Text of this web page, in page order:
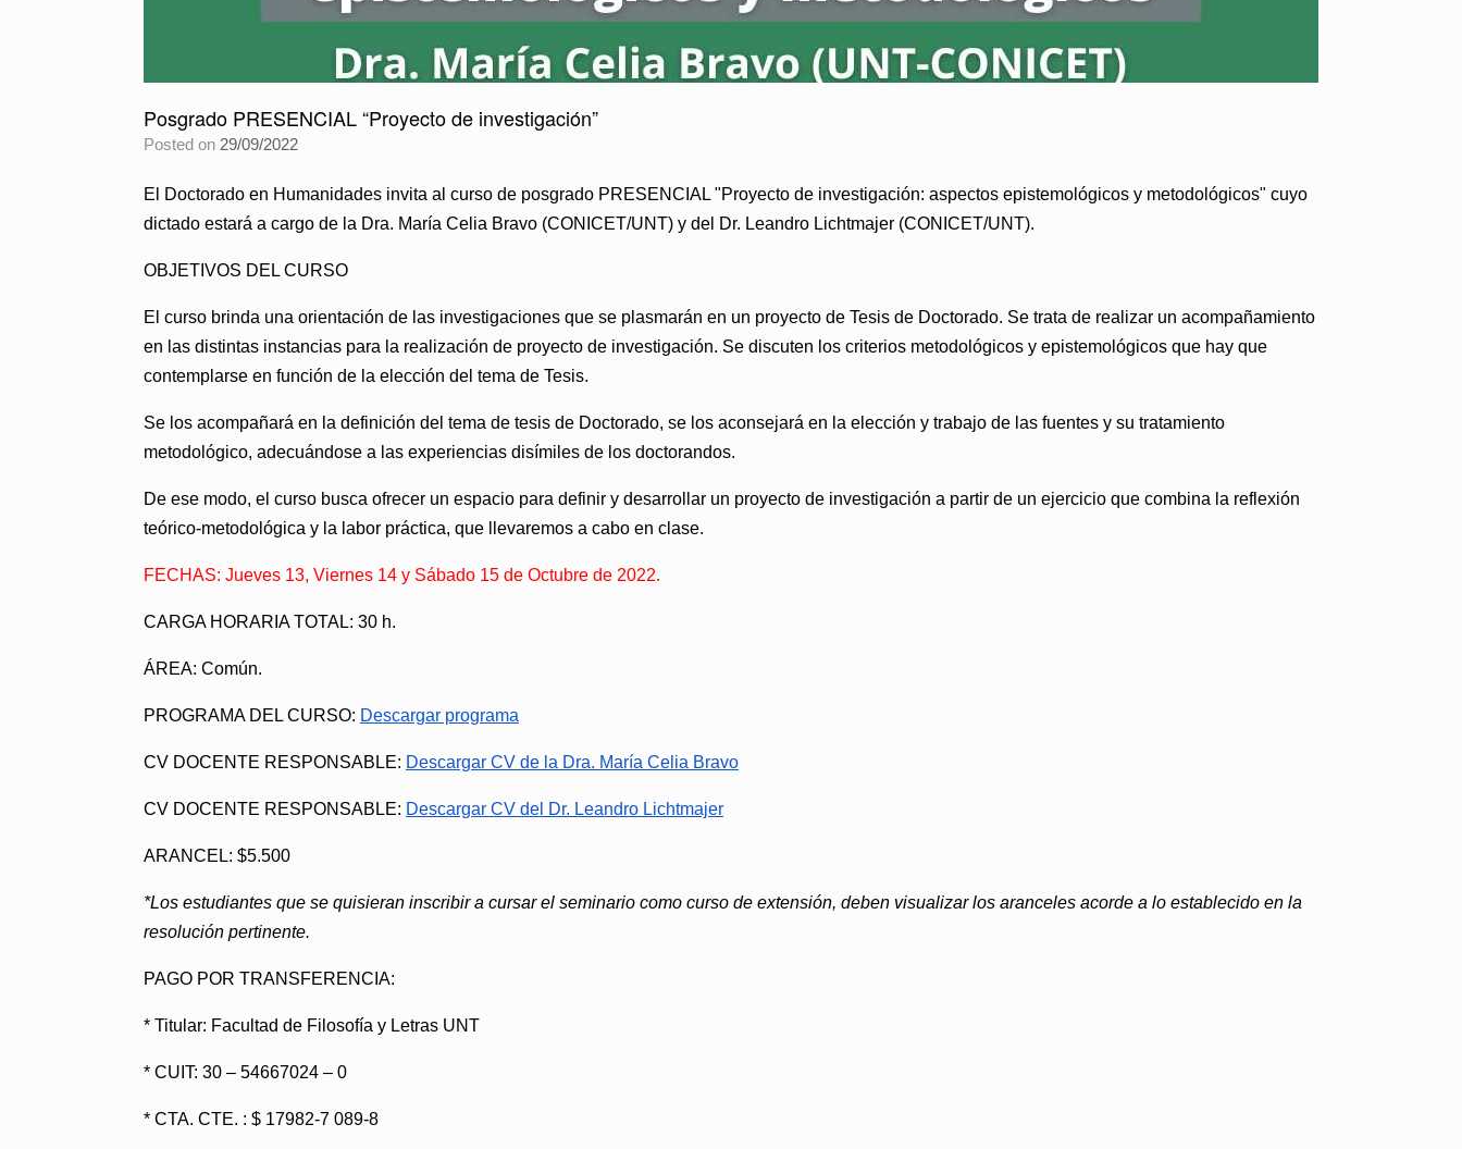
Posgrado PRESENCIAL “Proyecto de investigación”
Posted on 29/09/2022
El Doctorado en Humanidades invita al curso de posgrado PRESENCIAL "Proyecto de investigación: aspectos epistemológicos y metodológicos" cuyo
dictado estará a cargo de la Dra. María Celia Bravo (CONICET/UNT) y del Dr. Leandro Lichtmajer (CONICET/UNT).
OBJETIVOS DEL CURSO
El curso brinda una orientación de las investigaciones que se plasmarán en un proyecto de Tesis de Doctorado. Se trata de realizar un acompañamiento
en las distintas instancias para la realización de proyecto de investigación. Se discuten los criterios metodológicos y epistemológicos que hay que
contemplarse en función de la elección del tema de Tesis.
Se los acompañará en la definición del tema de tesis de Doctorado, se los aconsejará en la elección y trabajo de las fuentes y su tratamiento
metodológico, adecuándose a las experiencias disímiles de los doctorandos.
De ese modo, el curso busca ofrecer un espacio para definir y desarrollar un proyecto de investigación a partir de un ejercicio que combina la reflexión
teórico-metodológica y la labor práctica, que llevaremos a cabo en clase.
FECHAS: Jueves 13, Viernes 14 y Sábado 15 de Octubre de 2022.
CARGA HORARIA TOTAL: 30 h.
ÁREA: Común.
PROGRAMA DEL CURSO: Descargar programa
CV DOCENTE RESPONSABLE: Descargar CV de la Dra. María Celia Bravo
CV DOCENTE RESPONSABLE: Descargar CV del Dr. Leandro Lichtmajer
ARANCEL: $5.500
*Los estudiantes que se quisieran inscribir a cursar el seminario como curso de extensión, deben visualizar los aranceles acorde a lo establecido en la
resolución pertinente.
PAGO POR TRANSFERENCIA:
* Titular: Facultad de Filosofía y Letras UNT
* CUIT: 30 – 54667024 – 0
* CTA. CTE. : $ 17982-7 089-8